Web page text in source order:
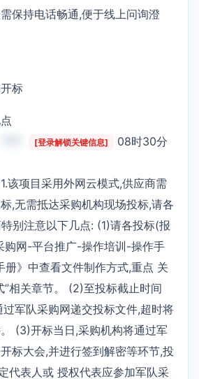
保持电话畅通,便于线上问询澄
标
[登录解锁关键信息]
08时30分
该项目采用外网云模式,供应商需
,无需抵达采购机构现场投标,请各
别注意以下几点: (1)请各投标(报
购网-平台推广-操作培训-操作手
册》中查看文件制作方式,重点 关
”相关章节。 (2)至投标截止时间
军队采购网递交投标文件,超时将
(3)开标当日,采购机构将通过军
标大会,并进行签到解密等环节,投
代表人或 授权代表应参加军队采